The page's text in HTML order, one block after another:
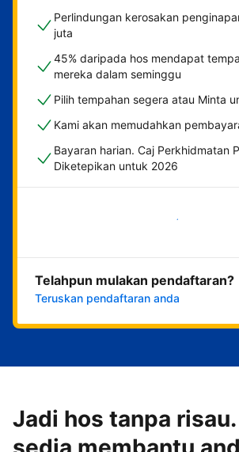
Perlindungan kerosakan
juta
45% daripada hos mendapat
mereka dalam seminggu
Pilih tempahan segera atau Minta
Kami akan memudahkan
Bayaran harian. Caj Perkhidmatan
Diketepikan untuk 2026
Mulakan sekarang
Telahpun mulakan pendaftaran?
Teruskan pendaftaran anda
Jadi hos tanpa